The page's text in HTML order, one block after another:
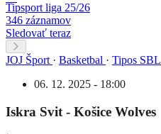
Tipsport liga 25/26
346 záznamov
Sledovať teraz
JOJ Šport · Basketbal · Tipos SBL
06. 12. 2025 - 18:00
Iskra Svit - Košice Wolves